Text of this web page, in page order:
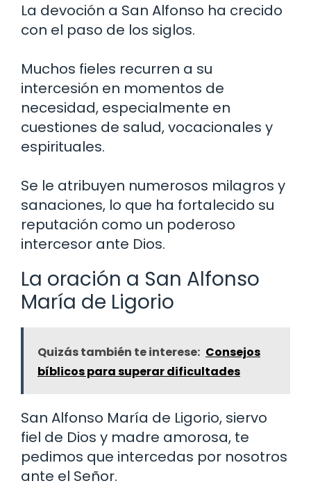
La devoción a San Alfonso ha crecido
con el paso de los siglos.
Muchos fieles recurren a su
intercesión en momentos de
necesidad, especialmente en
cuestiones de salud, vocacionales y
espirituales.
Se le atribuyen numerosos milagros y
sanaciones, lo que ha fortalecido su
reputación como un poderoso
intercesor ante Dios.
La oración a San Alfonso
María de Ligorio
Quizás también te interese: Consejos
bíblicos para superar dificultades
San Alfonso María de Ligorio, siervo
fiel de Dios y madre amorosa, te
pedimos que intercedas por nosotros
ante el Señor.